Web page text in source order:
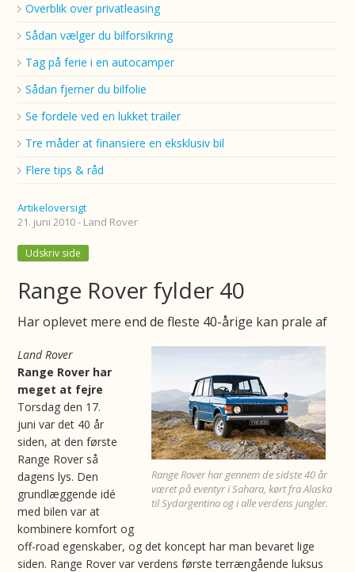
Overblik over privatleasing
Sådan vælger du bilforsikring
Tag på ferie i en autocamper
Sådan fjerner du bilfolie
Se fordele ved en lukket trailer
Tre måder at finansiere en eksklusiv bil
Flere tips & råd
Artikeloversigt
21. juni 2010 - Land Rover
Udskriv side
Range Rover fylder 40
Har oplevet mere end de fleste 40-årige kan prale af
Range Rover har gennem de sidste 40 år
været på eventyr i Sahara, kørt fra Alaska
til Sydargentina og i alle verdens jungler.
Land Rover
Range Rover har
meget at fejre
Torsdag den 17.
juni var det 40 år
siden, at den første
Range Rover så
dagens lys. Den
grundlæggende idé
med bilen var at
kombinere komfort og
off-road egenskaber, og det koncept har man bevaret lige
siden. Range Rover var verdens første terrængående luksus